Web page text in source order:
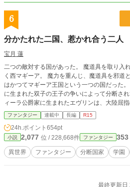
な展開かも知れません。 暇つぶしに書いてい
くださると嬉しいです。
6
分かたれた二国、惹かれ合う二人
宝月 蓮
二つの敵対する国があった。 魔道具を取り入
く西マギーア。 魔力を重んじ、魔道具を邪道
はかつてマギーア王国という一つの国だった
に生まれた双子の王子の争いによって分断されてしまった。
ィーラ公爵家に生まれたエヴリンは、大陸屈
の魔法学園に留学した。 そんな中、エヴリン
ウス公爵令息ギルバートと出会い、授業でペ
ーアでは、東マギーアは悪い国だとずっと教
ながら、東マギーアの人間であるギルバート
ートは優しく紳士的で、おまけに西マギーア
戒心を持っていなかった。 それを意外に思っ
て全く見たこともないのに東マギーアのこと
つようになる。 更に、授業でトラブルに巻き
ファンタジー 連載中 長編 R15
24h.ポイント 654pt
小説 2,077 位 / 228,668件 ファンタジー 353
異世界 ファンタジー 分断国家 学園
最終更新日